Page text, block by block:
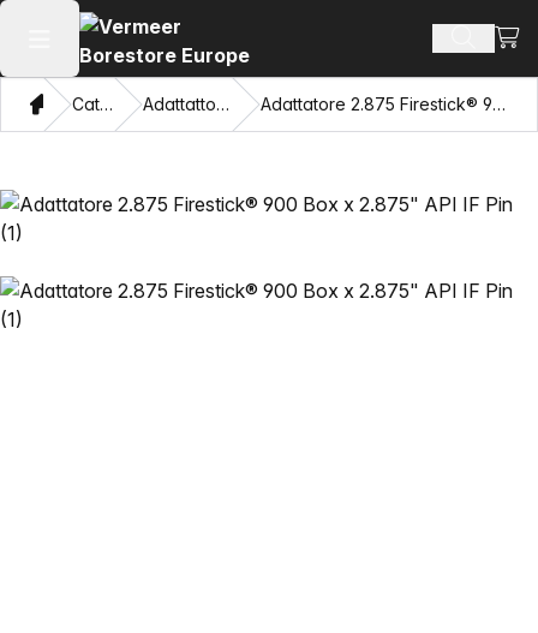
Apri il menu principale Cerca
Home page
Catalogo Adattattori e tiratubi Adattatore 2.875 Firestick® 900 Box x 2.875" API IF Pin